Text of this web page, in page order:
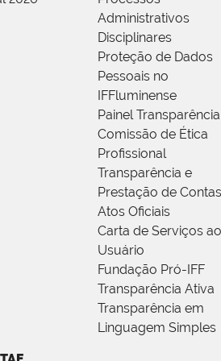
Administrativos
Disciplinares
Proteção de Dados
Pessoais no
IFFluminense
Painel Transparência
Comissão de Ética
Profissional
Transparência e
Prestação de Contas
Atos Oficiais
Carta de Serviços ao
Usuário
Fundação Pró-IFF
Transparência Ativa
Transparência em
Linguagem Simples